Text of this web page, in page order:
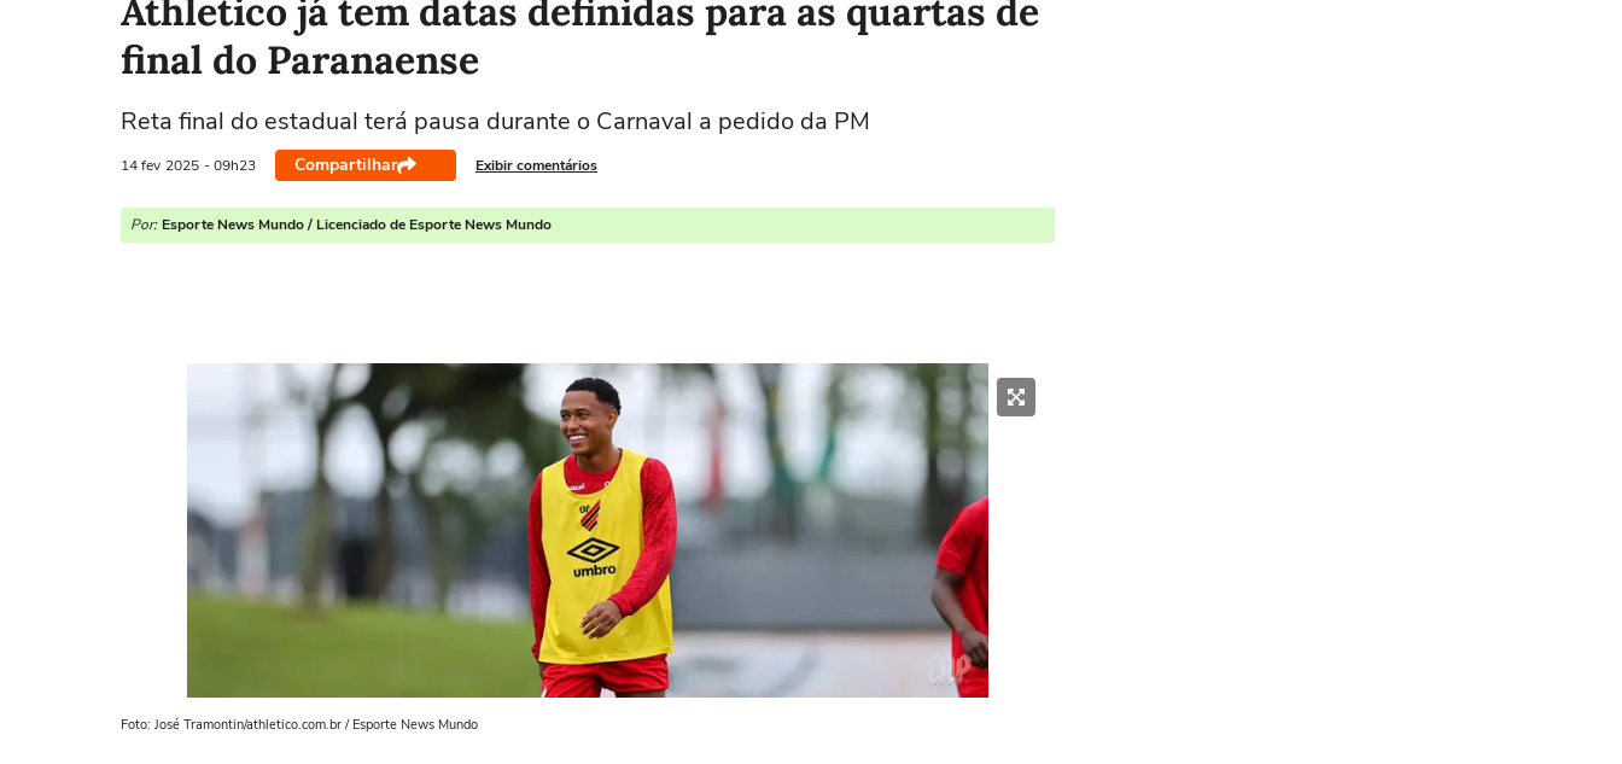
Athletico já tem datas definidas para as quartas de
final do Paranaense
Reta final do estadual terá pausa durante o Carnaval a pedido da PM
14 fev 2025 - 09h23 Compartilhar Exibir comentários
Por: Esporte News Mundo / Licenciado de Esporte News Mundo
Foto: José Tramontin/athletico.com.br / Esporte News Mundo